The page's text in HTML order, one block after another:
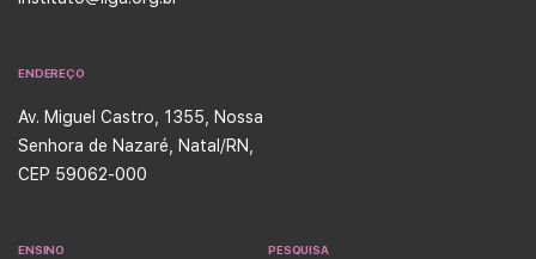
ENDEREÇO
Av. Miguel Castro, 1355, Nossa
Senhora de Nazaré, Natal/RN,
CEP 59062-000
ENSINO PESQUISA